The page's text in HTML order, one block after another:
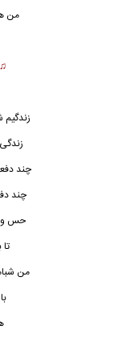
من
چند
چند
حس و
من